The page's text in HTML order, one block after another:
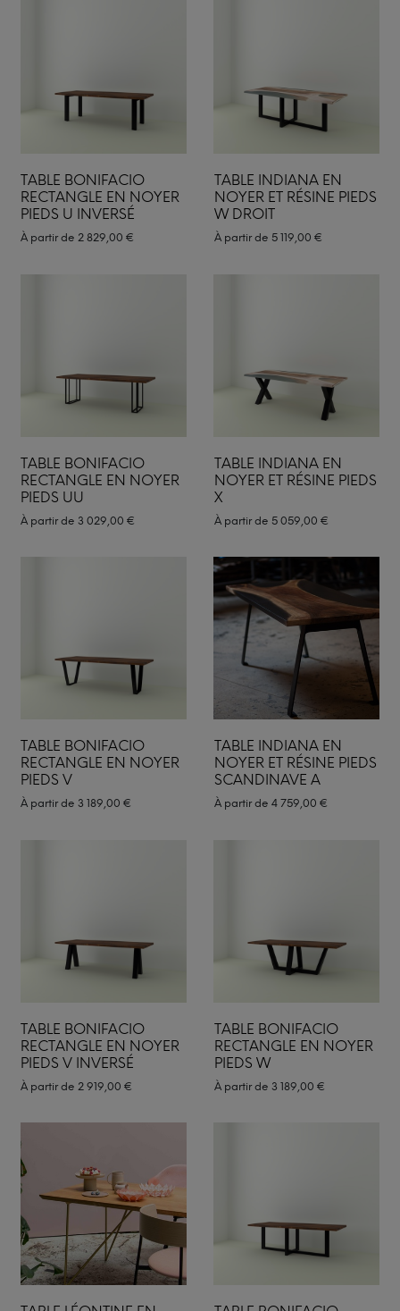
TABLE BONIFACIO
RECTANGLE EN NOYER
PIEDS U INVERSÉ
À partir de 2 829,00 €
TABLE INDIANA EN
NOYER ET RÉSINE PIEDS
W DROIT
À partir de 5 119,00 €
TABLE BONIFACIO
RECTANGLE EN NOYER
PIEDS UU
À partir de 3 029,00 €
TABLE INDIANA EN
NOYER ET RÉSINE PIEDS
X
À partir de 5 059,00 €
TABLE BONIFACIO
RECTANGLE EN NOYER
PIEDS V
À partir de 3 189,00 €
TABLE INDIANA EN
NOYER ET RÉSINE PIEDS
SCANDINAVE A
À partir de 4 759,00 €
TABLE BONIFACIO
RECTANGLE EN NOYER
PIEDS V INVERSÉ
À partir de 2 919,00 €
TABLE BONIFACIO
RECTANGLE EN NOYER
PIEDS W
À partir de 3 189,00 €